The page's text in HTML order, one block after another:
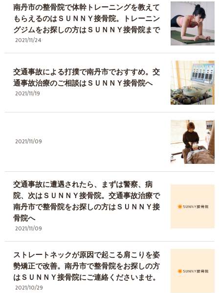
南丹市の整骨院で体幹トレーニングを教えて
もらえるのはＳＵＮＮＹ接骨院。トレーニン
グジムをお探しの方はＳＵＮＮＹ接骨院まで
2021/11/24
交通事故による打撲で南丹市でおすすめ。交
通事故治療のご相談はＳＵＮＮＹ接骨院へ
2021/11/19
2021/11/09
交通事故に遭遇されたら、まずは警察、病
院、次はＳＵＮＮＹ接骨院。交通事故治療で
南丹市で整骨院をお探しの方はＳＵＮＮＹ接
骨院へ
2021/11/09
ストレートネックが原因で起こる肩こりを姿
勢矯正で改善。南丹市で整骨院をお探しの方
はＳＵＮＮＹ接骨院にご連絡くださいませ。
2021/10/29